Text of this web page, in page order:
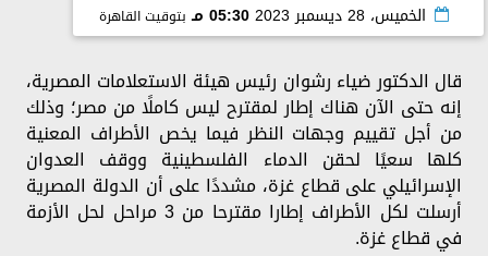
الخميس، 28 ديسمبر 2023 05:30 مـ بتوقيت القاهرة
قال الدكتور ضياء رشوان رئيس هيئة الاستعلامات المصرية،
إنه حتى الآن هناك إطار لمقترح ليس كاملًا من مصر؛ وذلك
من أجل تقييم وجهات النظر فيما يخص الأطراف المعنية
كلها سعيًا لحقن الدماء الفلسطينية ووقف العدوان
الإسرائيلي على قطاع غزة، مشددًا على أن الدولة المصرية
أرسلت لكل الأطراف إطارا مقترحا من 3 مراحل لحل الأزمة
في قطاع غزة.